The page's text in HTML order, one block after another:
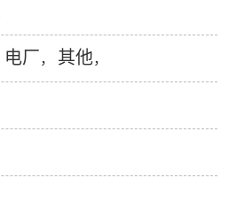
电厂， 其他，